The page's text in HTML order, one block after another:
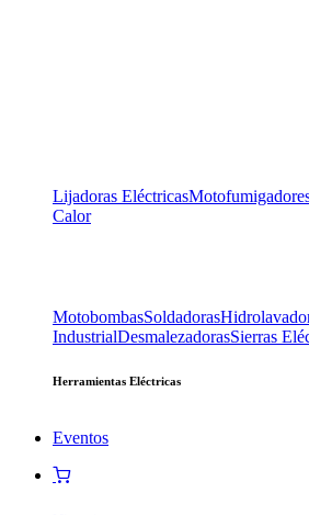
Lijadoras Eléctricas
Calor
MotobombasSoldadoras
IndustrialDesmalezadorasSierras
Herramientas Eléctricas
Eventos